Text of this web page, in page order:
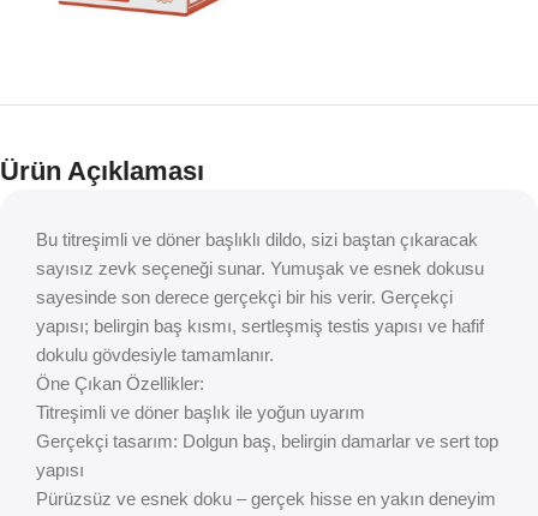
Ürün Açıklaması
Bu titreşimli ve döner başlıklı dildo, sizi baştan çıkaracak
sayısız zevk seçeneği sunar. Yumuşak ve esnek dokusu
sayesinde son derece gerçekçi bir his verir. Gerçekçi
yapısı; belirgin baş kısmı, sertleşmiş testis yapısı ve hafif
dokulu gövdesiyle tamamlanır.
Öne Çıkan Özellikler:
Titreşimli ve döner başlık ile yoğun uyarım
Gerçekçi tasarım: Dolgun baş, belirgin damarlar ve sert top
yapısı
Pürüzsüz ve esnek doku – gerçek hisse en yakın deneyim